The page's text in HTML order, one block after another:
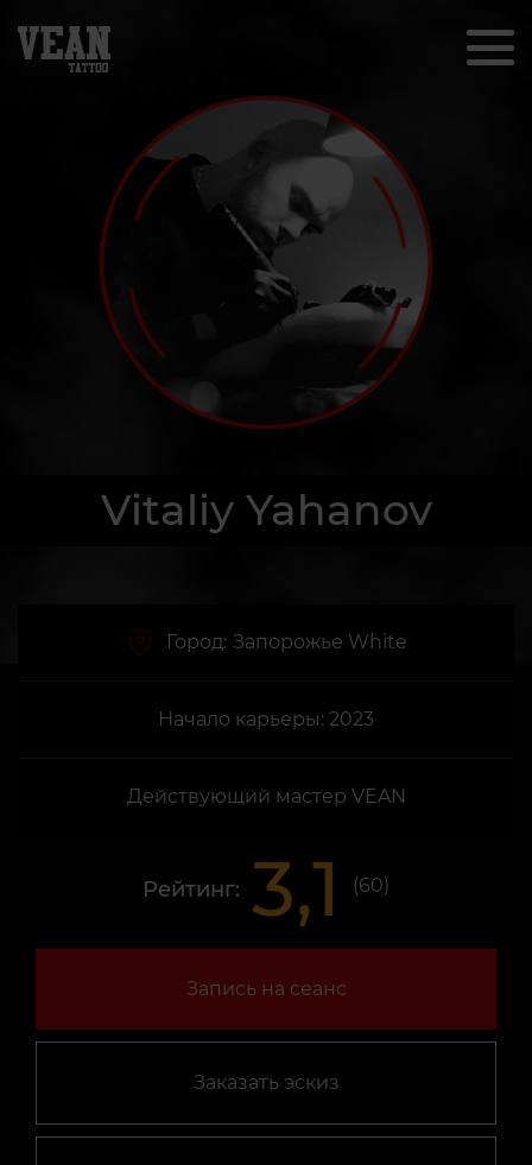
Vitaliy Yahanov
Город: Запорожье White
Начало карьеры: 2023
Действующий мастер VEAN
Рейтинг: 3,1 (60)
Запись на сеанс
Заказать эскиз